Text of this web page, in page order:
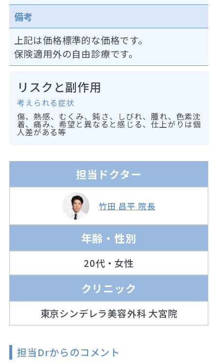
備考
上記は価格標準的な価格です。
保険適用外の自由診療です。
リスクと副作用
考えられる症状
傷、熱感、むくみ、鈍さ、しびれ、腫れ、色素沈
着、痛み、希望と異なると感じる、仕上がりは個
人差がある等
担当ドクター
竹田 昌平 院長
年齢・性別
20代・女性
クリニック
東京シンデレラ美容外科 大宮院
担当Drからのコメント